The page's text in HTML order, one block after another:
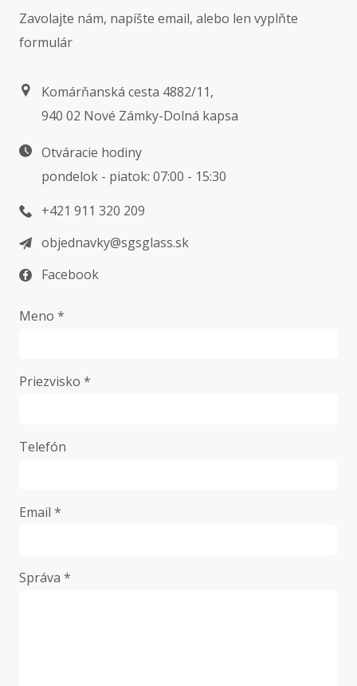
Zavolajte nám, napíšte email, alebo len vyplňte
formulár
Komárňanská cesta 4882/11,
940 02 Nové Zámky-Dolná kapsa
Otváracie hodiny
pondelok - piatok: 07:00 - 15:30
+421 911 320 209
objednavky@sgsglass.sk
Facebook
Meno *
Priezvisko *
Telefón
Email *
Správa *